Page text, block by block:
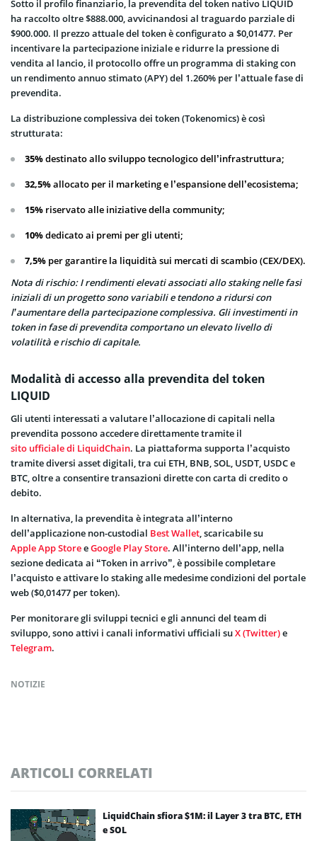
Sotto il profilo finanziario, la prevendita del token nativo LIQUID
ha raccolto oltre $888.000, avvicinandosi al traguardo parziale di
$900.000. Il prezzo attuale del token è configurato a $0,01477. Per
incentivare la partecipazione iniziale e ridurre la pressione di
vendita al lancio, il protocollo offre un programma di staking con
un rendimento annuo stimato (APY) del 1.260% per l’attuale fase di
prevendita.
La distribuzione complessiva dei token (Tokenomics) è così
strutturata:
35%destinato allo sviluppo tecnologico dell’infrastruttura;
32,5%allocato per il marketing e l’espansione dell’ecosistema;
15% riservato alle iniziative della community;
10%dedicato ai premi per gli utenti;
7,5% per garantire la liquidità sui mercati di scambio (CEX/DEX).
Nota di rischio: I rendimenti elevati associati allo staking nelle fasi
iniziali di un progetto sono variabili e tendono a ridursi con
l’aumentare della partecipazione complessiva. Gli investimenti in
token in fase di prevendita comportano un elevato livello di
volatilità e rischio di capitale.
Modalità di accesso alla prevendita del token
LIQUID
Gli utenti interessati a valutare l’allocazione di capitali nella
prevendita possono accedere direttamente tramite il
sito ufficiale di LiquidChain. La piattaforma supporta l’acquisto
tramite diversi asset digitali, tra cui ETH, BNB, SOL, USDT, USDC e
BTC, oltre a consentire transazioni dirette con carta di credito o
debito.
In alternativa, la prevendita è integrata all’interno
dell’applicazione non-custodial Best Wallet, scaricabile su
Apple App StoreeGoogle Play Store. All’interno dell’app, nella
sezione dedicata ai “Token in arrivo”, è possibile completare
l’acquisto e attivare lo staking alle medesime condizioni del portale
web ($0,01477 per token).
Per monitorare gli sviluppi tecnici e gli annunci del team di
sviluppo, sono attivi i canali informativi ufficiali suX (Twitter)e
Telegram.
NOTIZIE
ARTICOLI CORRELATI
LiquidChain sfiora $1M: il Layer 3 tra BTC, ETH
e SOL